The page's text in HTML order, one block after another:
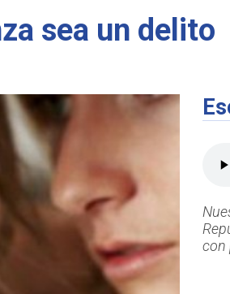
sea un delito
con